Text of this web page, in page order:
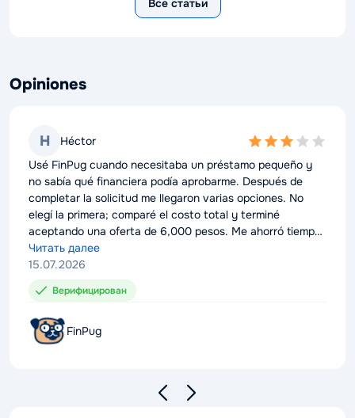
Все статьи
Opiniones
H Héctor
3,0
rating
Usé FinPug cuando necesitaba un préstamo pequeño y
no sabía qué financiera podía aprobarme. Después de
completar la solicitud me llegaron varias opciones. No
elegí la primera; comparé el costo total y terminé
aceptando una oferta de 6,000 pesos. Me ahorró tiempo
porque no tuve que registrarme en varias páginas.
Читать далее
15.07.2026
Верифицирован
FinPug